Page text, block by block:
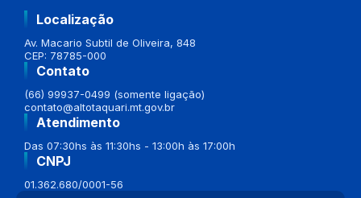
Localização
Av. Macario Subtil de Oliveira, 848
CEP: 78785-000
Contato
(66) 99937-0499 (somente ligação)
contato@altotaquari.mt.gov.br
Atendimento
Das 07:30hs às 11:30hs - 13:00h às 17:00h
CNPJ
01.362.680/0001-56